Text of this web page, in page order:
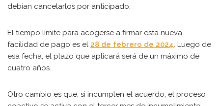
debían cancelarlos por anticipado.
El tiempo límite para acogerse a firmar esta nueva
facilidad de pago es el 28 de febrero de 2024. Luego de
esa fecha, el plazo que aplicará será de un máximo de
cuatro años.
Otro cambio es que, si incumplen el acuerdo, el proceso